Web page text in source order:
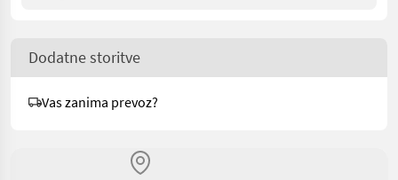
Dodatne storitve
Vas zanima prevoz?